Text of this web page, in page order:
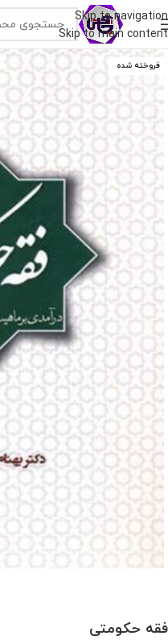
Skip to navigation
Skip to main content
فروخته شده
فقه حکومتی